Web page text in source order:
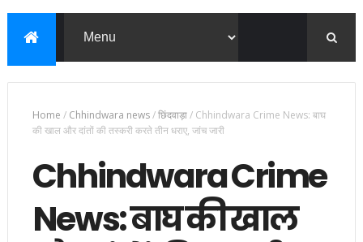
Home / Chhindwara news/छिंदवाड़ा/ Chhindwara Crime News: बाघ
की खाल और दांतों की तस्‍करी करते तीन धराए, जांच जारी
Chhindwara Crime
News: बाघ की खाल